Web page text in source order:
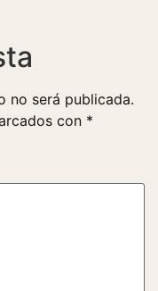
no será publicada.
con *